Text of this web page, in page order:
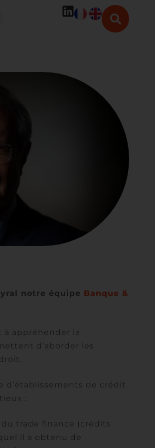
notre équipe Banque &
à appréhender la
d’aborder les
d’établissements de crédit
:
trade finance (crédits
il a obtenu de